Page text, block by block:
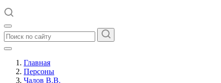
Главная
Персоны
Чалов В.В.